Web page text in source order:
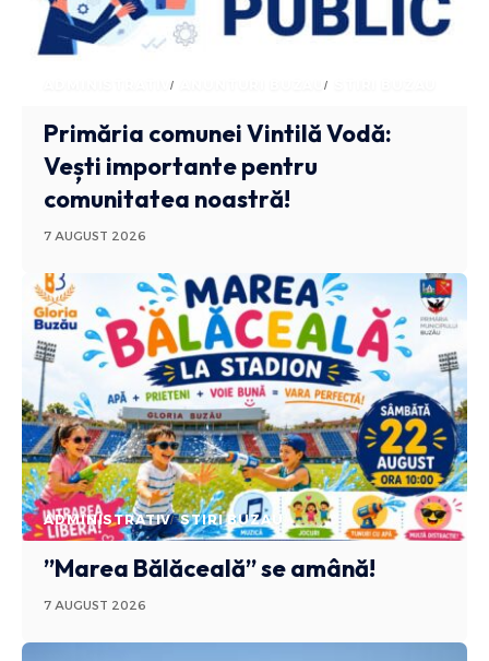
ADMINISTRATIV ANUNTURI BUZAU
Primăria comunei Vintilă Vodă:
Vești importante pentru
comunitatea noastră!
7 AUGUST 2026
ADMINISTRATIV STIRI BUZAU
”Marea Bălăceală” se amână!
7 AUGUST 2026